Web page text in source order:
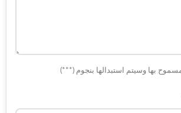
بها وسيتم استبدالها بنجوم (***)